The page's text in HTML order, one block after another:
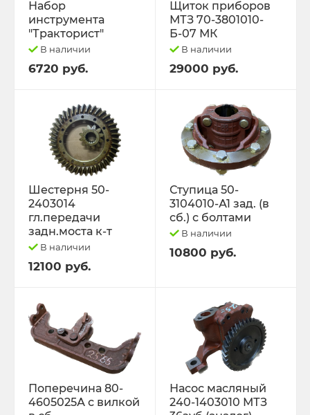
Набор
инструмента
"Тракторист"
В наличии
6720 руб.
Щиток приборов
МТЗ 70-3801010-
Б-07 МК
В наличии
29000 руб.
Шестерня 50-
2403014
гл.передачи
задн.моста к-т
В наличии
12100 руб.
Ступица 50-
3104010-А1 зад. (в
сб.) с болтами
В наличии
10800 руб.
Поперечина 80-
4605025А с вилкой
Насос масляный
240-1403010 МТЗ